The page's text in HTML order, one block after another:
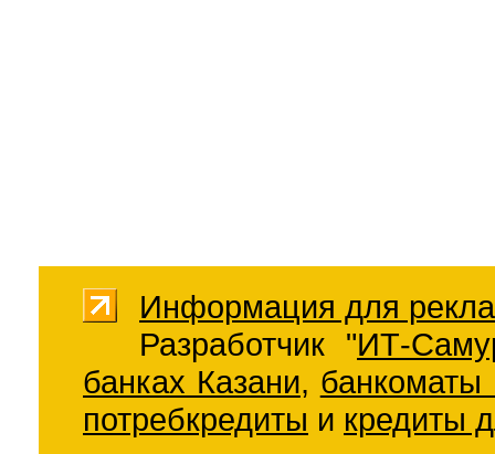
Информация для
Разработчик "ИТ-
банках Казани, банкоматы
потребкредиты и кредиты